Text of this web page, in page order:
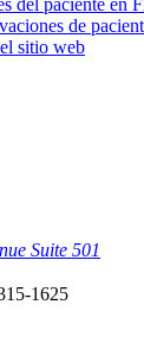
de
sitio web
Suite 501
1625